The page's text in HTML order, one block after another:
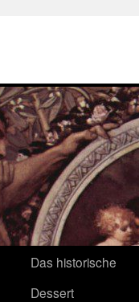
Das historische
Dessert